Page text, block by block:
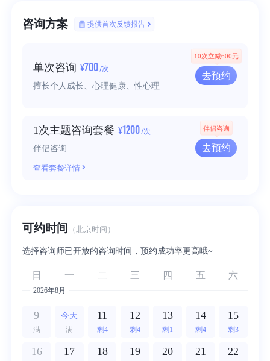
咨询方案 提供首次反馈报告
单次咨询 ¥700/次
擅长个人成长、心理健康、性心理
去预约
10次立减600元
1次主题咨询套餐 ¥1200/次
伴侣咨询
查看套餐详情
去预约
伴侣咨询
可约时间 （北京时间）
选择咨询师已开放的咨询时间，预约成功率更高哦~
日 一 二 三 四 五 六
2026年8月
9
满
今天
满
11
剩4
12
剩4
13
剩1
14
剩4
15
剩3
16 17 18 19 20 21 22